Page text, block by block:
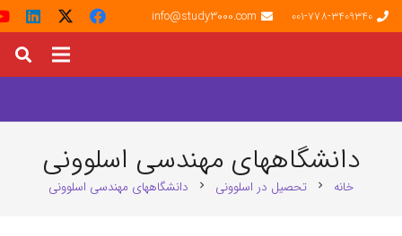
001-778-3409340
info@study3000.com
دانشگاههای مهندسی اسلوونی
خانه chevron_right تحصیل در اسلوونی chevron_right دانشگاههای مهندسی اسلوونی